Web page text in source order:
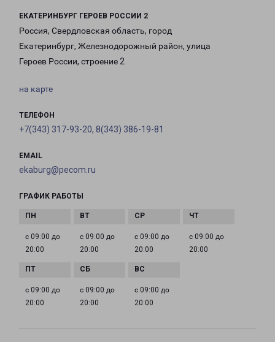
ЕКАТЕРИНБУРГ ГЕРОЕВ РОССИИ 2
Россия, Свердловская область, город
Екатеринбург, Железнодорожный район, улица
Героев России, строение 2
на карте
ТЕЛЕФОН
+7(343) 317-93-20, 8(343) 386-19-81
EMAIL
ekaburg@pecom.ru
ГРАФИК РАБОТЫ
с 09:00 до
20:00
с 09:00 до
20:00
с 09:00 до
20:00
с 09:00 до
20:00
с 09:00 до
20:00
с 09:00 до
20:00
с 09:00 до
20:00